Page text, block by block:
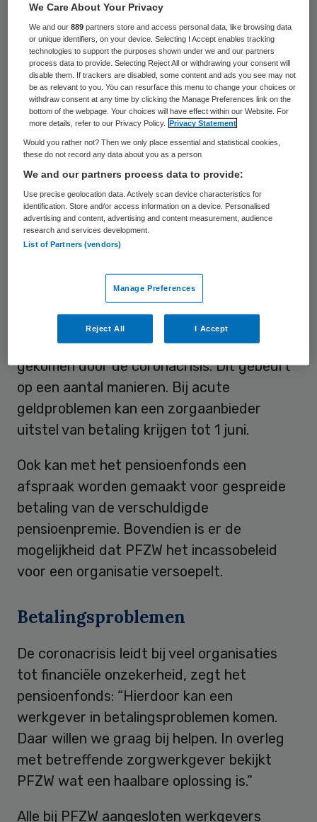
corona-crisis instellingen en zorgaanbieders
in financiële problemen komen.
Financiële nood
Met de maatregel wil PFZW werkgevers
tegemoet komen die in financiele nood zijn
gekomen door de coronacrisis. Dit gebeurt
op een aantal manieren. Bij acute
geldproblemen kan een zorgaanbieder
uitstel van betaling krijgen tot 1 juni.
Ook kan met het pensioenfonds een
afspraak worden gemaakt voor gespreide
betaling van de verschuldigde
pensioenpremie. Bovendien is er de
mogelijkheid dat PFZW het incassobeleid
voor een organisatie versoepelt.
Betalingsproblemen
De coronacrisis leidt bij veel organisaties
tot financiële onzekerheid, zegt het
pensioenfonds: “Hierdoor kan een
werkgever in betalingsproblemen komen.
Daar willen we graag bij helpen. In overleg
met betreffende zorgwerkgever bekijkt
PFZW wat een haalbare oplossing is.”
Alle bij PFZW aangesloten werkgevers
We Care About Your Privacy
We and our889 partners store and access personal data, like browsing data
or unique identifiers, on your device. Selecting I Accept enables tracking
technologies to support the purposes shown under we and our partners
process data to provide. Selecting Reject All or withdrawing your consent will
disable them. If trackers are disabled, some content and ads you see may not
be as relevant to you. You can resurface this menu to change your choices or
withdraw consent at any time by clicking the Manage Preferences link on the
bottom of the webpage. Your choices will have effect within our Website. For
more details, refer to our Privacy Policy.
Privacy Statement
Would you rather not? Then we only place essential and statistical cookies,
these do not record any data about you as a person
We and our partners process data to provide:
Use precise geolocation data. Actively scan device characteristics for
identification. Store and/or access information on a device. Personalised
advertising and content, advertising and content measurement, audience
research and services development.
List of Partners (vendors)
Manage Preferences
Reject All I Accept